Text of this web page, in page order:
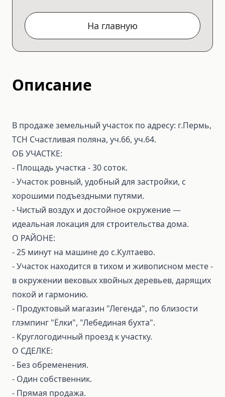
На главную
Описание
В продаже земельный участок по адресу: г.Пермь,
ТСН Счастливая поляна, уч.66, уч.64.
ОБ УЧАСТКЕ:
- Площадь участка - 30 соток.
- Участок ровный, удобный для застройки, с
хорошими подъездными путями.
- Чистый воздух и достойное окружение —
идеальная локация для строительства дома.
О РАЙОНЕ:
- 25 минут на машине до с.Култаево.
- Участок находится в тихом и живописном месте -
в окружении вековых хвойных деревьев, дарящих
покой и гармонию.
- Продуктовый магазин "Легенда", по близости
глэмпинг "Ёлки", "Лебединая бухта".
- Круглогодичный проезд к участку.
О СДЕЛКЕ:
⁃ Без обременения.
⁃ Один собственник.
⁃ Прямая продажа.